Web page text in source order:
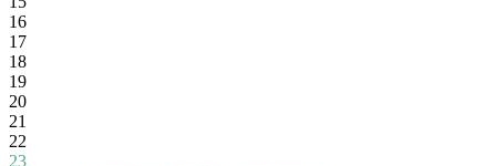
16
17
18
19
20
21
22
23